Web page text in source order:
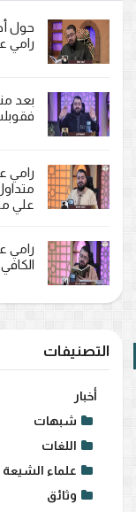
حول
رامي
بعد
رامي
علي
رامي
التصنيفات
أخبار
شبهات
اللغات
علماء الشيعة
وثائق